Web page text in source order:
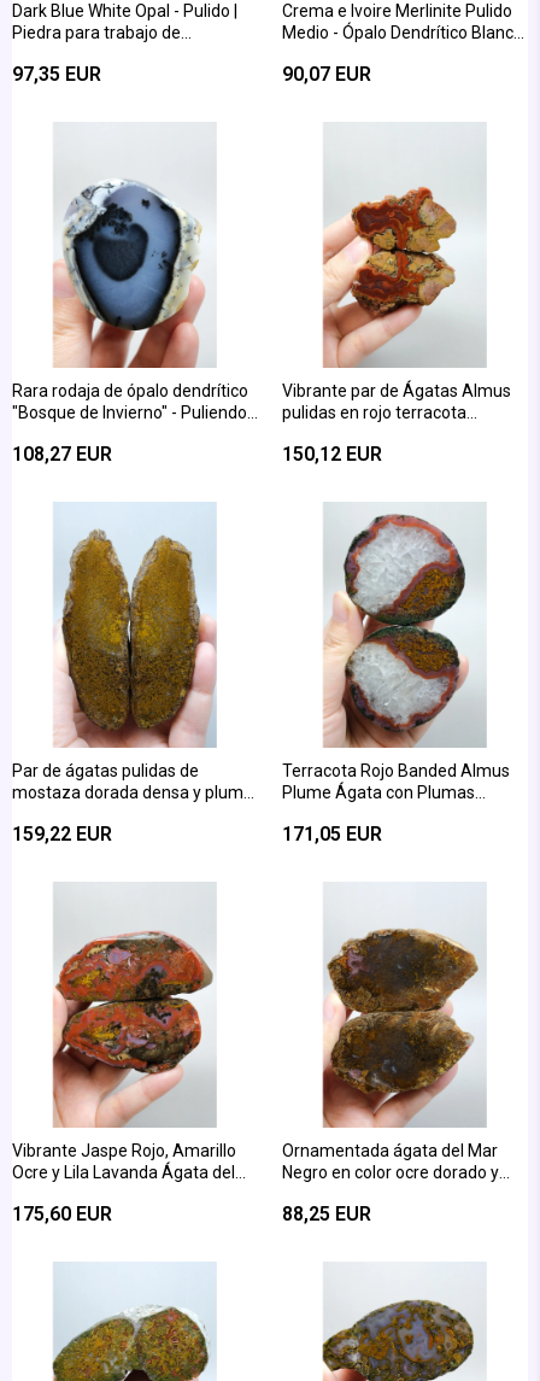
Dark Blue White Opal - Pulido |
Piedra para trabajo de
97,35 EUR
Crema e Ivoire Merlinite Pulido
Medio - Ópalo Dendrítico Blanco
90,07 EUR
Rara rodaja de ópalo dendrítico
"Bosque de Invierno" - Puliendo
tonos de miel, azul y blanco
108,27 EUR
Vibrante par de Ágatas Almus
pulidas en rojo terracota
bandeadas
150,12 EUR
Par de ágatas pulidas de
mostaza dorada densa y pluma
159,22 EUR
Terracota Rojo Banded Almus
Plume Ágata con Plumas
171,05 EUR
Vibrante Jaspe Rojo, Amarillo
Ocre y Lila Lavanda Ágata del
175,60 EUR
Ornamentada ágata del Mar
Negro en color ocre dorado y
fortificación rosa suave
88,25 EUR